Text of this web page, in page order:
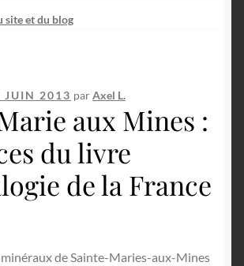
site et du blog
JUIN 2013 parAxel L.
aux Mines :
du livre
de la France
de Sainte-Maries-aux-Mines